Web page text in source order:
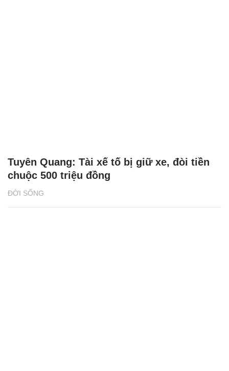
ĐỜI SỐNG
Tuyên Quang: Tài xế tố bị giữ xe, đòi tiền
chuộc 500 triệu đồng